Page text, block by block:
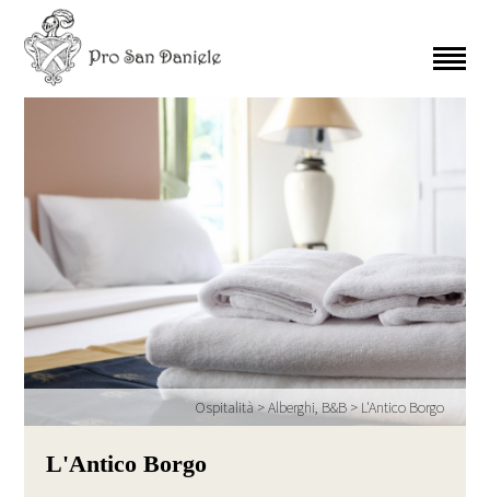
Ospitalità>Alberghi, B&B> L'Antico Borgo
L'Antico Borgo